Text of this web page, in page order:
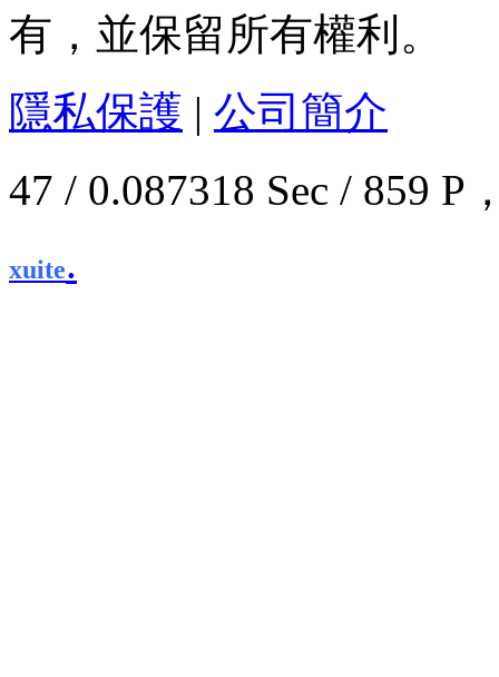
有，並保留所有權利。
隱私保護 | 公司簡介
47 / 0.087318 Sec / 859
xuite.